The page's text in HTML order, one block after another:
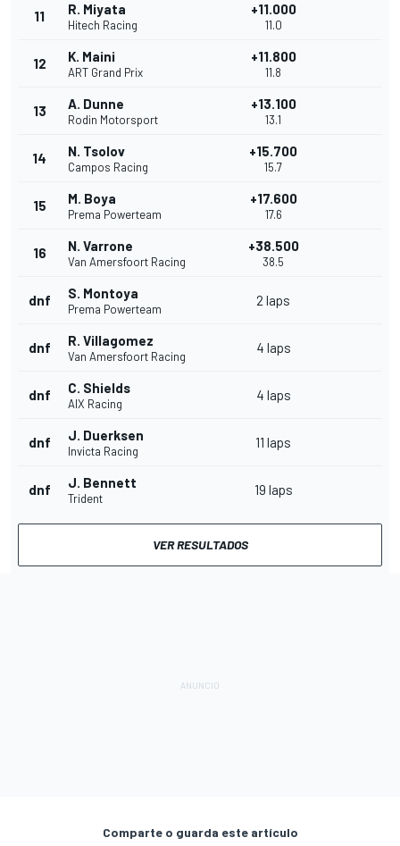
11 R. Miyata
Hitech Racing
+11.000
11.0
12 K. Maini
ART Grand Prix
+11.800
11.8
13 A. Dunne
Rodin Motorsport
+13.100
13.1
14 N. Tsolov
Campos Racing
+15.700
15.7
15 M. Boya
Prema Powerteam
+17.600
17.6
16 N. Varrone
Van Amersfoort Racing
+38.500
38.5
dnf S. Montoya
Prema Powerteam
2 laps
dnf R. Villagomez
Van Amersfoort Racing
4 laps
dnf C. Shields
AIX Racing
4 laps
dnf J. Duerksen
Invicta Racing
11 laps
dnf J. Bennett
Trident
19 laps
VER RESULTADOS
Comparte o guarda este artículo